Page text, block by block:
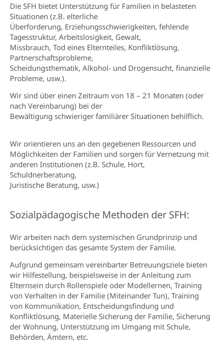
Die SFH bietet Unterstützung für Familien in belasteten
Situationen (z.B. elterliche
Überforderung, Erziehungsschwierigkeiten, fehlende
Tagesstruktur, Arbeitslosigkeit, Gewalt,
Missbrauch, Tod eines Elternteiles, Konfliktlösung,
Partnerschaftsprobleme,
Scheidungsthematik, Alkohol- und Drogensucht, finanzielle
Probleme, usw.).
Wir sind über einen Zeitraum von 18 – 21 Monaten (oder
nach Vereinbarung) bei der
Bewältigung schwieriger familiärer Situationen behilflich.
Wir orientieren uns an den gegebenen Ressourcen und
Möglichkeiten der Familien und sorgen für Vernetzung mit
anderen Institutionen (z.B. Schule, Hort,
Schuldnerberatung,
Juristische Beratung, usw.)
Sozialpädagogische Methoden der SFH:
Wir arbeiten nach dem systemischen Grundprinzip und
berücksichtigen das gesamte System der Familie.
Aufgrund gemeinsam vereinbarter Betreuungsziele bieten
wir Hilfestellung, beispielsweise in der Anleitung zum
Elternsein durch Rollenspiele oder Modellernen, Training
von Verhalten in der Familie (Miteinander Tun), Training
von Kommunikation, Entscheidungsfindung und
Konfliktlösung, Materielle Sicherung der Familie, Sicherung
der Wohnung, Unterstützung im Umgang mit Schule,
Behörden, Ämtern, etc.